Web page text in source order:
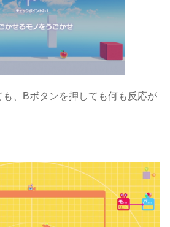
、Bボタンを押しても何も反応が